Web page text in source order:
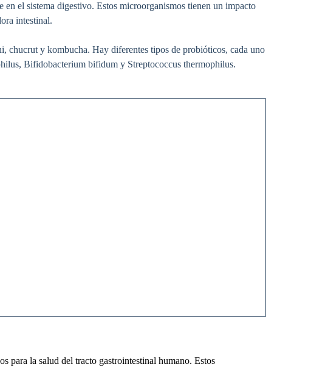
el sistema digestivo. Estos microorganismos tienen un impacto
intestinal.
chucrut y kombucha. Hay diferentes tipos de probióticos, cada uno
Bifidobacterium bifidum y Streptococcus thermophilus.
para la salud del tracto gastrointestinal humano. Estos